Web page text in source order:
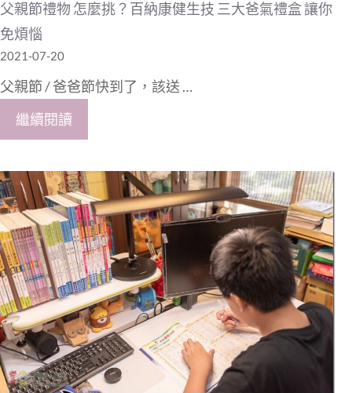
父親節禮物 怎麼挑？百納康健生技 三大爸氣禮盒 讓你
免煩惱
2021-07-20
父親節 / 爸爸節快到了，該送 …
繼續閱讀